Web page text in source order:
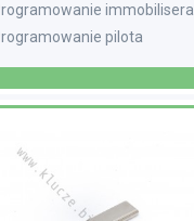
Programowanie immobilisera
Programowanie pilota